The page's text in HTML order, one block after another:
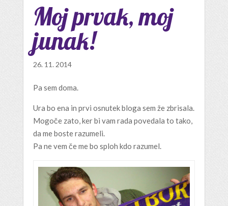
Moj prvak, moj
junak!
26. 11. 2014
Pa sem doma.
Ura bo ena in prvi osnutek bloga sem že zbrisala.
Mogoče zato, ker bi vam rada povedala to tako,
da me boste razumeli.
Pa ne vem če me bo sploh kdo razumel.